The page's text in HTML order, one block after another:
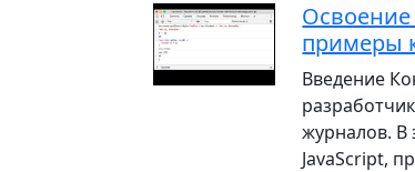
Освоение
примеры
Введение
журналов. В
JavaScript,